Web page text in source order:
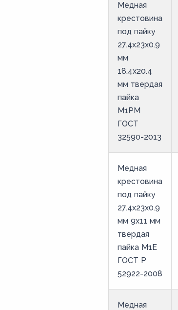
Медная
крестовина
под пайку
27.4х23х0.9
мм
18.4х20.4
мм твердая
пайка
М1РМ
ГОСТ
32590-2013
Медная
крестовина
под пайку
27.4х23х0.9
мм 9х11 мм
твердая
пайка М1Е
ГОСТ Р
52922-2008
Медная